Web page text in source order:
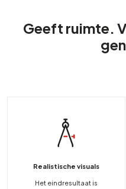
Geeft ruimte.
Realistische visuals
Het eindresultaat is